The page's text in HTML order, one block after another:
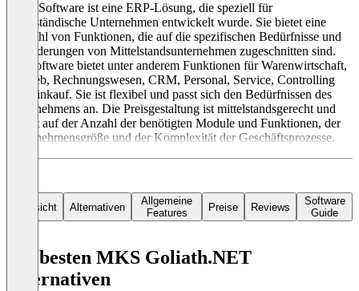
Diese Software ist eine ERP-Lösung, die speziell für
mittelständische Unternehmen entwickelt wurde. Sie bietet eine
Vielzahl von Funktionen, die auf die spezifischen Bedürfnisse und
Anforderungen von Mittelstandsunternehmen zugeschnitten sind.
Die Software bietet unter anderem Funktionen für Warenwirtschaft,
Vertrieb, Rechnungswesen, CRM, Personal, Service, Controlling
und Einkauf. Sie ist flexibel und passt sich den Bedürfnissen des
Unternehmens an. Die Preisgestaltung ist mittelstandsgerecht und
basiert auf der Anzahl der benötigten Module und Funktionen, der
Unternehmensgröße und der Komplexität der Geschäftsprozesse.
Übersicht Alternativen
Allgemeine
Features
Preise Reviews
Software
Guide
Die besten MKS Goliath.NET
Alternativen